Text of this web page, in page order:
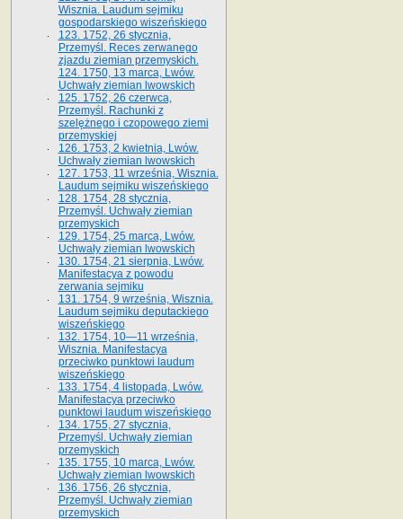
Wisznia. Laudum sejmiku
gospodarskiego wiszeńskiego
123. 1752, 26 stycznia,
Przemyśl. Reces zerwanego
zjazdu ziemian przemyskich.
124. 1750, 13 marca, Lwów.
Uchwały ziemian lwowskich
125. 1752, 26 czerwca,
Przemyśl. Rachunki z
szelężnego i czopowego ziemi
przemyskiej
126. 1753, 2 kwietnia, Lwów.
Uchwały ziemian lwowskich
127. 1753, 11 września, Wisznia.
Laudum sejmiku wiszeńskiego
128. 1754, 28 stycznia,
Przemyśl. Uchwały ziemian
przemyskich
129. 1754, 25 marca, Lwów.
Uchwały ziemian lwowskich
130. 1754, 21 sierpnia, Lwów.
Manifestacya z powodu
zerwania sejmiku
131. 1754, 9 września, Wisznia.
Laudum sejmiku deputackiego
wiszeńskiego
132. 1754, 10—11 września,
Wisznia. Manifestacya
przeciwko punktowi laudum
wiszeńskiego
133. 1754, 4 listopada, Lwów.
Manifestacya przeciwko
punktowi laudum wiszeńskiego
134. 1755, 27 stycznia,
Przemyśl. Uchwały ziemian
przemyskich
135. 1755, 10 marca, Lwów.
Uchwały ziemian lwowskich
136. 1756, 26 stycznia,
Przemyśl. Uchwały ziemian
przemyskich